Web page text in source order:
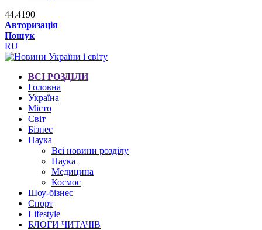
44.4190
Авторизація
Пошук
RU
ВСІ РОЗДІЛИ
Головна
Україна
Місто
Світ
Бізнес
Наука
Всі новини розділу
Наука
Медицина
Космос
Шоу-бізнес
Спорт
Lifestyle
БЛОГИ ЧИТАЧІВ